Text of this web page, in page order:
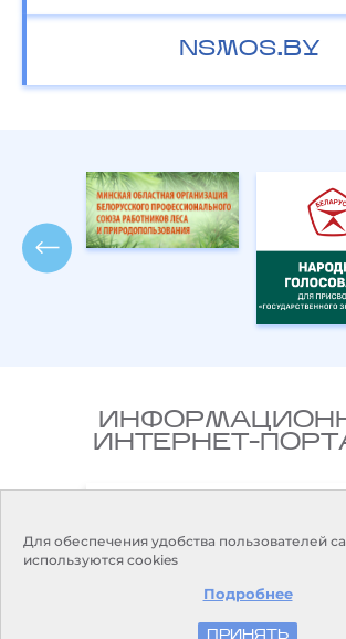
NSMOS.BY
ИНТЕРНЕТ-
Беларусь
Для обеспечения удобства пользователей
используются cookies
Подробнее
ПРИНЯТЬ